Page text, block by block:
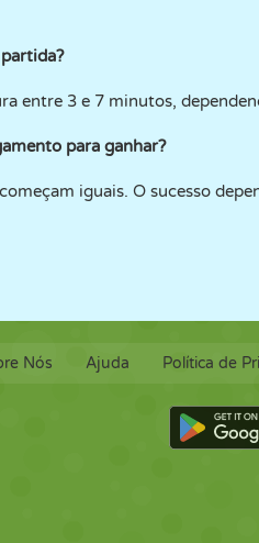
entre 3 e 7 minutos,
para ganhar?
iguais. O sucesso
Nós Ajuda Política de